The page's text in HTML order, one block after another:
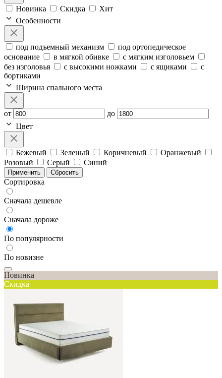
Новинка Скидка
Хит
Особенности
под подъемный механизм
под ортопедическое
основание
в мягкой обивке
с мягким изголовьем
без изголовья
с высокими ножками с ящиками
с
бортиками
Ширина спального места
от
до
Цвет
Бежевый Зеленый Коричневый
Оранжевый
Розовый
Серый Синий
Применить Сбросить
Сортировка
Сначала дешевле
Сначала дороже
По популярности
По новизне
Новинка
Скидка